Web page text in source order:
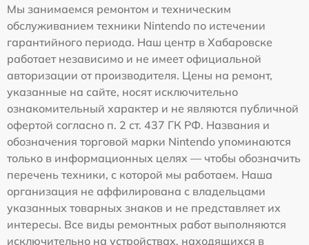
Мы занимаемся ремонтом и техническим
обслуживанием техники Nintendo по истечении
гарантийного периода. Наш центр в Хабаровске
работает независимо и не имеет официальной
авторизации от производителя. Цены на ремонт,
указанные на сайте, носят исключительно
ознакомительный характер и не являются публичной
офертой согласно п. 2 ст. 437 ГК РФ. Названия и
обозначения торговой марки Nintendo упоминаются
только в информационных целях — чтобы обозначить
перечень техники, с которой мы работаем. Наша
организация не аффилирована с владельцами
указанных товарных знаков и не представляет их
интересы. Все виды ремонтных работ выполняются
исключительно на устройствах, находящихся в